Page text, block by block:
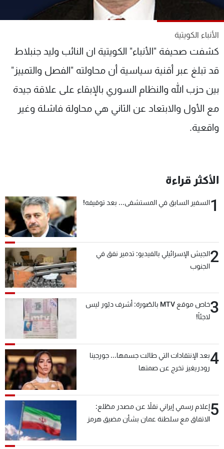
الأنباء الكويتية
كشفت صحيفة "الأنباء" الكويتية ان النائب وليد جنبلاط
قد تبلغ عبر أقنية سياسية أن محاولته "الفصل والتمييز"
بين حزب الله والنظام السوري بالإبقاء على علاقة جيدة
مع الأول والابتعاد عن الثاني هي محاولة فاشلة وغير
واقعية.
الأكثر قراءة
1السفير السابق في المستشفى... بعد توقيفه!
2الجيش الإسرائيلي بالفيديو: تدمير نفق في
الجنوب
3
خاص موقع MTV بالصّورة: أشرف دبّور ليس
لاجئاً!
4بعد الإنتقادات التي طالت جسمها... جورجينا
رودريغيز تخرج عن صمتها
5إعلام رسمي إيراني نقلاً عن مصدر مطّلع:
الاتفاق مع سلطنة عمان بشأن مضيق هرمز
الترددات
عن MTV
الإنـتـاج
لاعلاناتكم
وظائف
تواصل معنا
شروط الإسـتخدام
سياسة الخصوصية